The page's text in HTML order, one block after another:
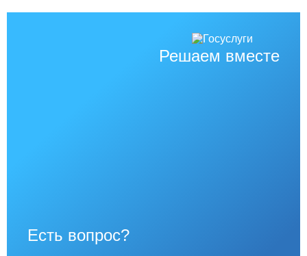
Решаем вместе
Есть вопрос?